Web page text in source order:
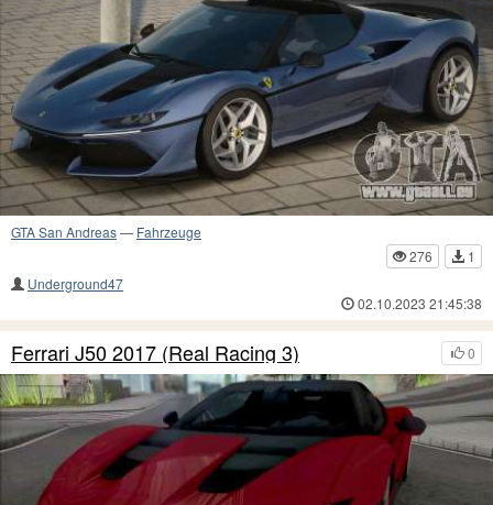
GTA San Andreas— Fahrzeuge
276
1
Underground47
02.10.2023 21:45:38
0
Ferrari J50 2017 (Real Racing 3)